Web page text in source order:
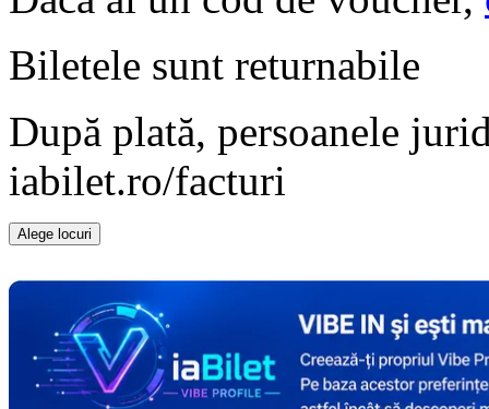
Biletele sunt returnabile
După plată, persoanele
iabilet.ro/facturi
Alege locuri